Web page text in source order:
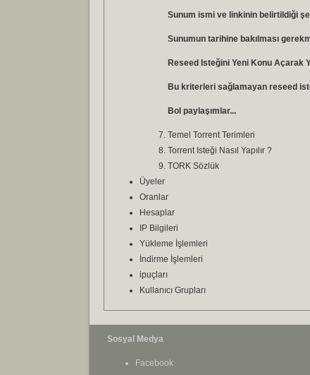
Sunum ismi ve linkinin belirtildiği
Sunumun tarihine bakılması
Reseed Isteğini Yeni Konu Açarak
Bu kriterleri sağlamayan reseed
Bol paylaşımlar...
Temel Torrent Terimleri
Torrent Isteği Nasıl Yapılır ?
TORK Sözlük
Üyeler
Oranlar
Hesaplar
IP Bilgileri
Yükleme İşlemleri
İndirme İşlemleri
ipuçları
Kullanıcı Grupları
Sosyal Medya
Facebook